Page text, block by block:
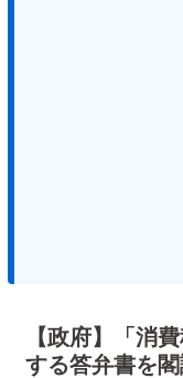
【政府】「消
する答弁書を